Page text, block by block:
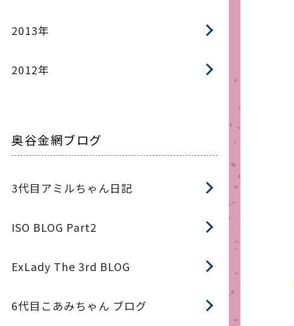
2013年
2012年
奥谷金網ブログ
3代目アミルちゃん日記
ISO BLOG Part2
ExLady The 3rd BLOG
6代目こあみちゃん ブログ